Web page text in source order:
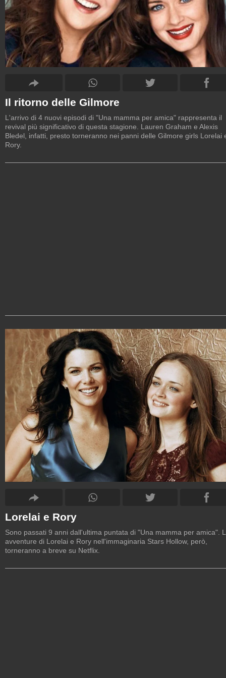
Il ritorno delle Gilmore
L'arrivo di 4 nuovi episodi di "Una mamma per amica" rappresenta il
revival più significativo di questa stagione. Lauren Graham e Alexis
Bledel, infatti, presto torneranno nei panni delle Gilmore girls Lorelai
Rory.
Lorelai e Rory
Sono passati 9 anni dall'ultima puntata di "Una mamma per amica".
avventure di Lorelai e Rory nell'immaginaria Stars Hollow, però,
torneranno a breve su Netflix.